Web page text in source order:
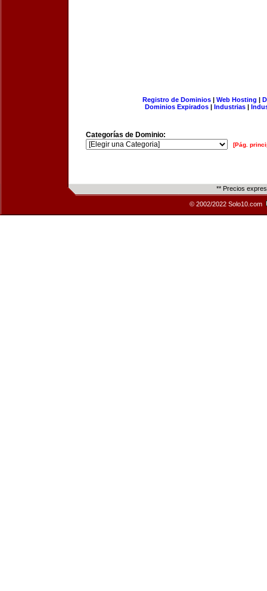
Registro de Dominios| Web Hosting |
Dominios Expirados | Industrias |
Categorías de Dominio:
[Pág.
** Precios
© 2002/2022 Solo10.com